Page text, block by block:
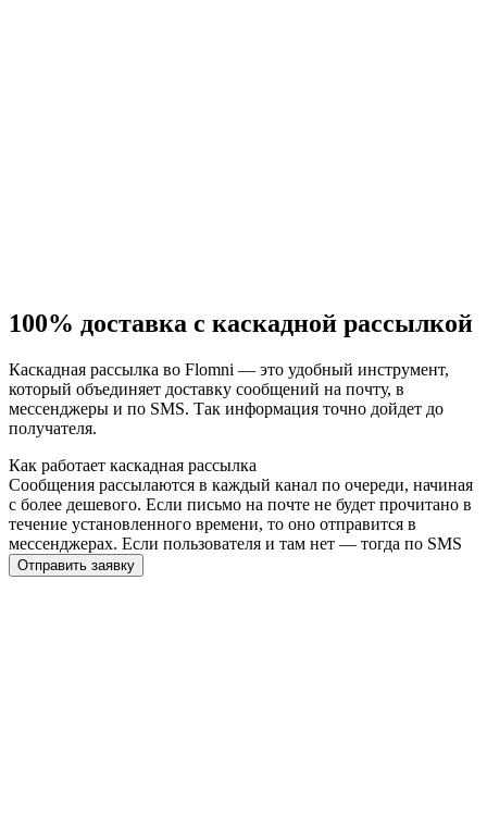
100% доставка с каскадной рассылкой
Каскадная рассылка во Flomni — это удобный инструмент,
который объединяет доставку сообщений на почту, в
мессенджеры и по SMS. Так информация точно дойдет до
получателя.
Как работает каскадная рассылка
Сообщения рассылаются в каждый канал по очереди, начиная
с более дешевого. Если письмо на почте не будет прочитано в
течение установленного времени, то оно отправится в
мессенджерах. Если пользователя и там нет — тогда по SMS
Отправить заявку